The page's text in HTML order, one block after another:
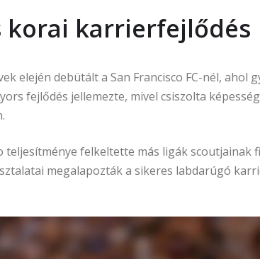
korai karrierfejlődés
elején debütált a San Francisco FC-nél,
fejlődés jellemezte, mivel csiszolta
teljesítménye felkeltette más ligák scoutjainak
megalapozták a sikeres labdarúgó